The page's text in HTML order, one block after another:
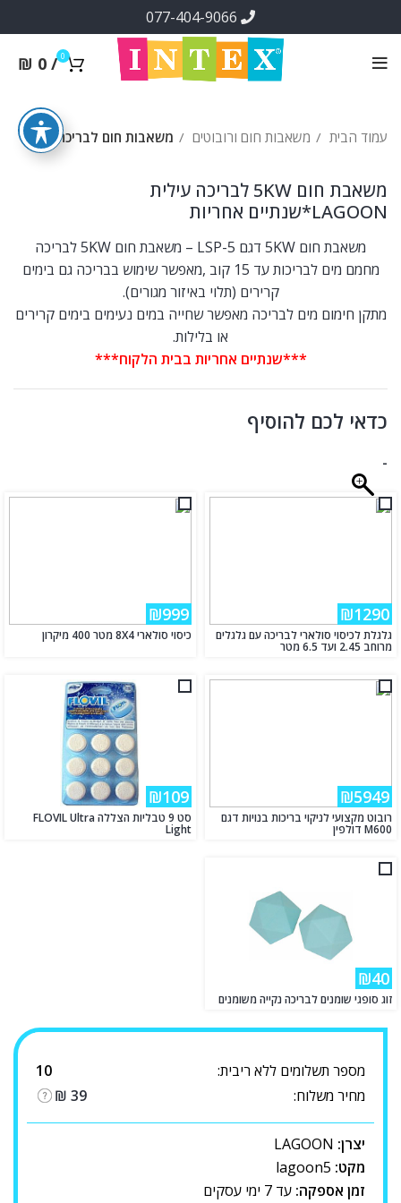
0
/
₪ 0
עמוד הבית משאבות חום ורובוטים משאבות חום לבריכה
משאבת חום 5KW לבריכה עילית
LAGOON*שנתיים אחריות
משאבת חום 5KW דגם LSP-5 – משאבת חום 5KW לבריכה
מחמם מים לבריכות עד 15 קוב ,מאפשר שימוש בבריכה גם בימים
קרירים (תלוי באיזור מגורים).
מתקן חימום מים לבריכה מאפשר שחייה במים נעימים בימים קרירים
או בלילות.
***שנתיים אחריות בבית הלקוח***
כדאי לכם להוסיף
-
₪1290
גלגלת לכיסוי סולארי לבריכה עם גלגלים
מרוחב 2.45 ועד 6.5 מטר
₪999
כיסוי סולארי 8X4 מטר 400 מיקרון
₪5949
רובוט מקצועי לניקוי בריכות בנויות דגם
M600 דולפין
₪109
סט 9 טבליות הצללה FLOVIL Ultra
Light
₪40
זוג סופגי שומנים לבריכה נקייה משומנים
מספר תשלומים ללא ריבית:
10
מחיר משלוח:
₪ 39
יצרן: LAGOON
מקט: lagoon5
זמן אספקה: עד 7 ימי עסקים